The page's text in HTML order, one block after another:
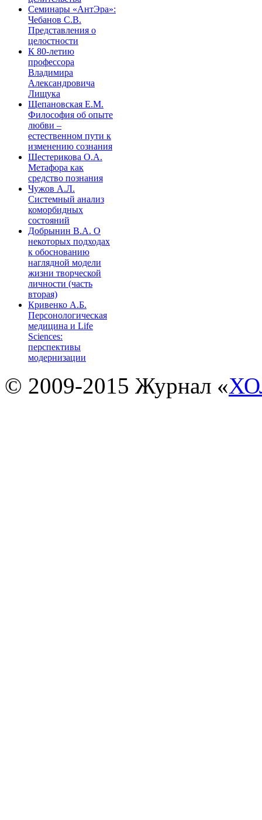
Семинары «АнтЭра»:
Чебанов С.В.
Представления о
целостности
К 80-летию
профессора
Владимира
Александровича
Лищука
Щепановская Е.М.
Философия об опыте
любви –
естественном пути к
изменению сознания
Шестерикова О.А.
Метафора как
средство познания
Чужов А.Л.
Системный анализ
коморбидных
состояний
Добрынин В.А. О
некоторых подходах
к обоснованию
наглядной модели
жизни творческой
личности (часть
вторая)
Кривенко А.Б.
Персонологическая
медицина и Life
Sciences:
перспективы
модернизации
© 2009-2015 Журнал «